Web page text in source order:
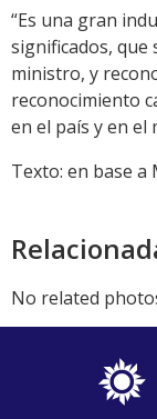
“Es una gran
significados, que
ministro, y
reconocimiento
en el país y en el
Texto: en base a
No related